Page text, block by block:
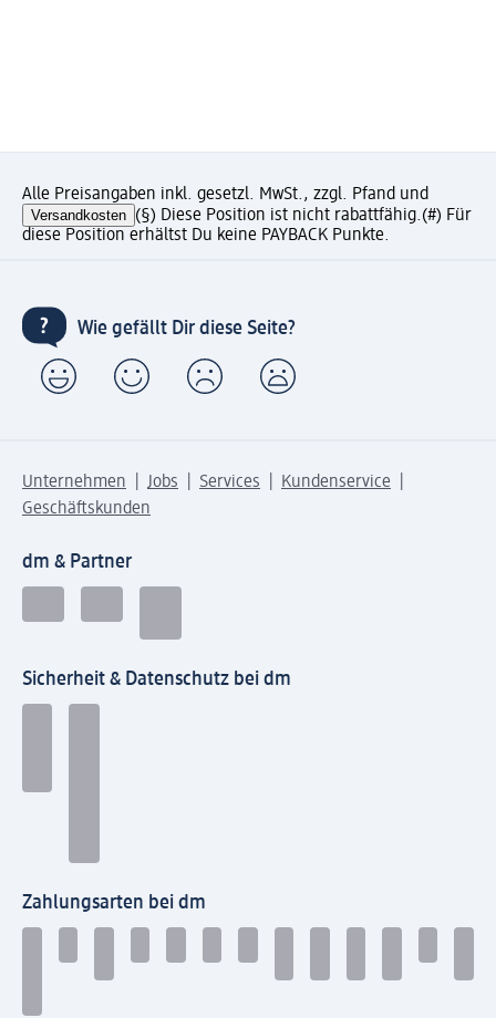
Alle Preisangaben inkl. gesetzl. MwSt., zzgl. Pfand und
Versandkosten (§) Diese Position ist nicht rabattfähig.(#) Für
diese Position erhältst Du keine PAYBACK Punkte.
Wie gefällt Dir diese Seite?
Unternehmen Jobs Services
Kundenservice
Geschäftskunden
dm & Partner
Sicherheit & Datenschutz bei dm
Zahlungsarten bei dm